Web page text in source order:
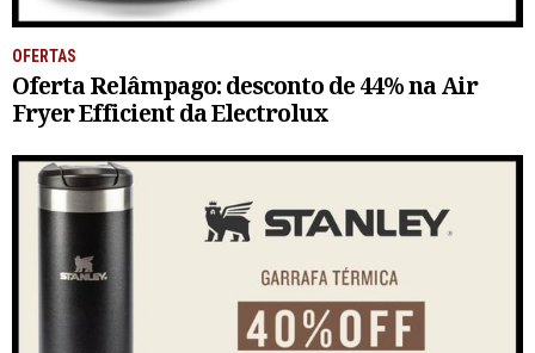
OFERTAS
Oferta Relâmpago: desconto de 44% na Air
Fryer Efficient da Electrolux